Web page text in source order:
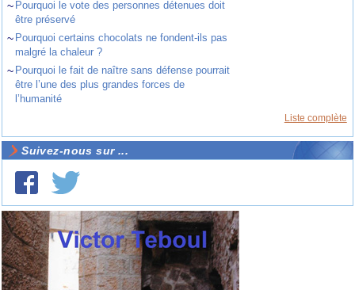
~ Pourquoi le vote des personnes détenues doit
être préservé
~ Pourquoi certains chocolats ne fondent-ils pas
malgré la chaleur ?
~ Pourquoi le fait de naître sans défense pourrait
être l’une des plus grandes forces de
l’humanité
Liste complète
Suivez-nous sur ...